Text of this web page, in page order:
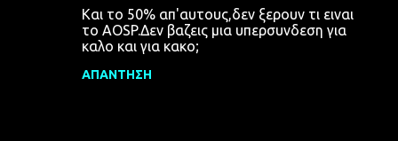
Και το 50% απ'αυτους,δεν ξερουν τι ειναι
το AOSP.Δεν βαζεις μια υπερσυνδεση για
καλο και για κακο;
ΑΠΆΝΤΗΣΗ